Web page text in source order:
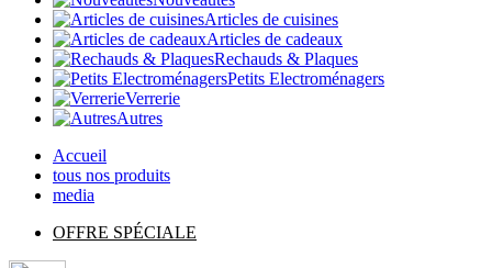
Articles de cuisines
Articles de cadeaux
Rechauds & Plaques
Petits Electroménagers
Verrerie
Autres
Accueil
tous nos produits
media
OFFRE SPÉCIALE